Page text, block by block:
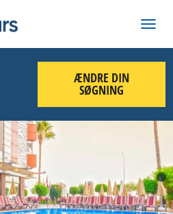
ÆNDRE DIN
SØGNING